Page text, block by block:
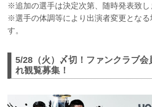
※追加の選手は決定次第、随時発表致し
※選手の体調等により出演者変更となる
す。
5/28（火）〆切！ファンクラブ会
れ観覧募集！